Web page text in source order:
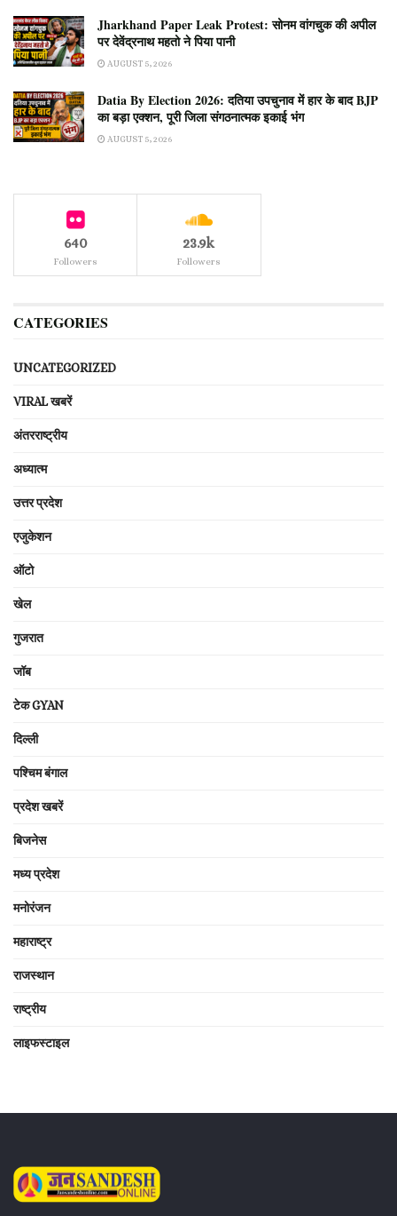
Jharkhand Paper Leak Protest: सोनम वांगचुक की अपील
पर देवेंद्रनाथ महतो ने पिया पानी
AUGUST 5, 2026
Datia By Election 2026: दतिया उपचुनाव में हार के बाद BJP
का बड़ा एक्शन, पूरी जिला संगठनात्मक इकाई भंग
AUGUST 5, 2026
640
Followers
23.9k
Followers
CATEGORIES
UNCATEGORIZED
VIRAL खबरें
अंतरराष्ट्रीय
अध्यात्म
उत्तर प्रदेश
एजुकेशन
ऑटो
खेल
गुजरात
जॉब
टेक GYAN
दिल्ली
पश्चिम बंगाल
प्रदेश खबरें
बिजनेस
मध्य प्रदेश
मनोरंजन
महाराष्ट्र
राजस्थान
राष्ट्रीय
लाइफस्टाइल